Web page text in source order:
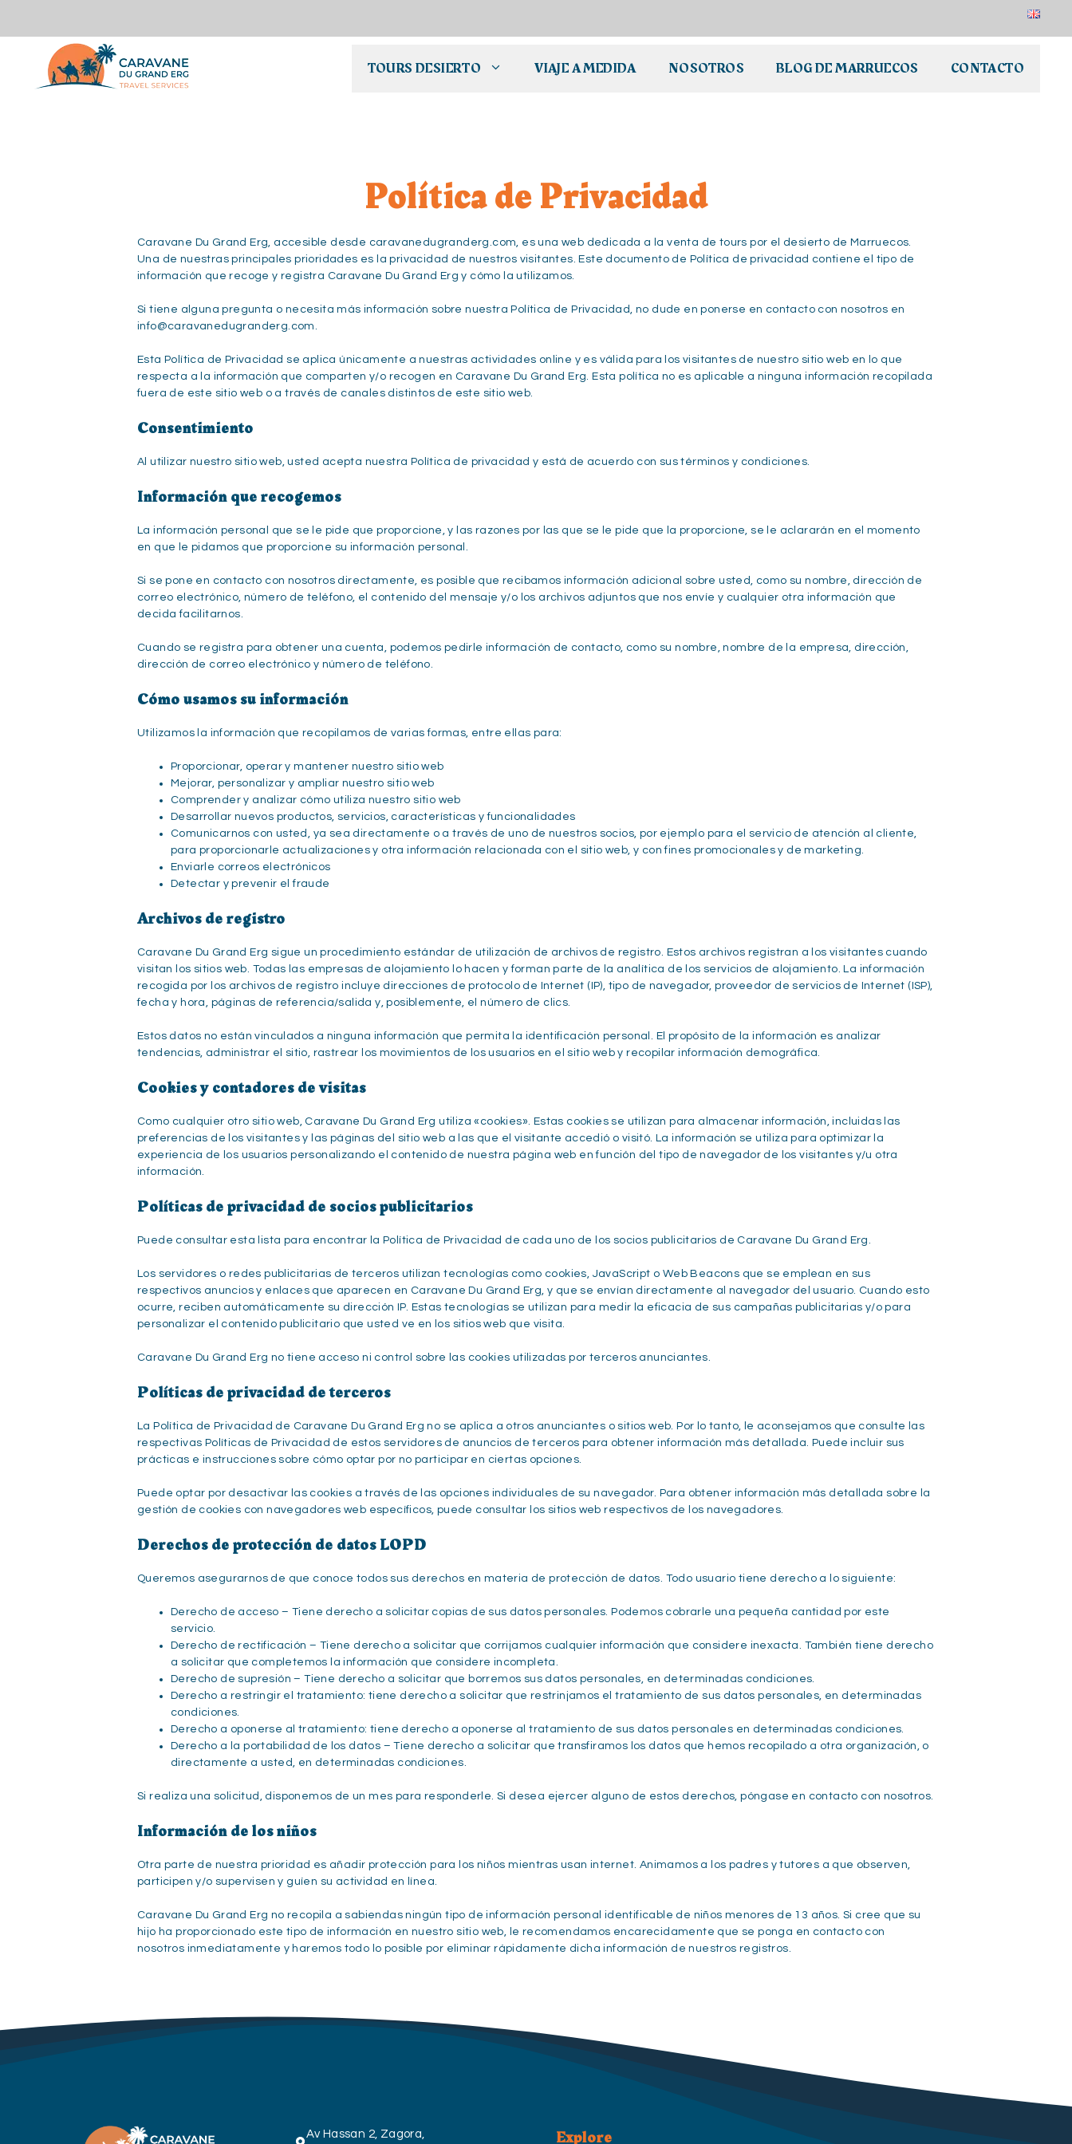
contenido
EN
TOURS DESIERTO VIAJE A MEDIDA NOSOTROS BLOG DE MARRUECOS CONTACTO
Política de Privacidad
Caravane Du Grand Erg, accesible desde caravanedugranderg.com, es una web dedicada a la venta de tours por el desierto de Marruecos.
Una de nuestras principales prioridades es la privacidad de nuestros visitantes. Este documento de Política de privacidad contiene el tipo de
información que recoge y registra Caravane Du Grand Erg y cómo la utilizamos.
Si tiene alguna pregunta o necesita más información sobre nuestra Política de Privacidad, no dude en ponerse en contacto con nosotros en
info@caravanedugranderg.com.
Esta Política de Privacidad se aplica únicamente a nuestras actividades online y es válida para los visitantes de nuestro sitio web en lo que
respecta a la información que comparten y/o recogen en Caravane Du Grand Erg. Esta política no es aplicable a ninguna información recopilada
fuera de este sitio web o a través de canales distintos de este sitio web.
Consentimiento
Al utilizar nuestro sitio web, usted acepta nuestra Política de privacidad y está de acuerdo con sus términos y condiciones.
Información que recogemos
La información personal que se le pide que proporcione, y las razones por las que se le pide que la proporcione, se le aclararán en el momento
en que le pidamos que proporcione su información personal.
Si se pone en contacto con nosotros directamente, es posible que recibamos información adicional sobre usted, como su nombre, dirección de
correo electrónico, número de teléfono, el contenido del mensaje y/o los archivos adjuntos que nos envíe y cualquier otra información que
decida facilitarnos.
Cuando se registra para obtener una cuenta, podemos pedirle información de contacto, como su nombre, nombre de la empresa, dirección,
dirección de correo electrónico y número de teléfono.
Cómo usamos su información
Utilizamos la información que recopilamos de varias formas, entre ellas para:
Proporcionar, operar y mantener nuestro sitio web
Mejorar, personalizar y ampliar nuestro sitio web
Comprender y analizar cómo utiliza nuestro sitio web
Desarrollar nuevos productos, servicios, características y funcionalidades
Comunicarnos con usted, ya sea directamente o a través de uno de nuestros socios, por ejemplo para el servicio de atención al cliente,
para proporcionarle actualizaciones y otra información relacionada con el sitio web, y con fines promocionales y de marketing.
Enviarle correos electrónicos
Detectar y prevenir el fraude
Archivos de registro
Caravane Du Grand Erg sigue un procedimiento estándar de utilización de archivos de registro. Estos archivos registran a los visitantes cuando
visitan los sitios web. Todas las empresas de alojamiento lo hacen y forman parte de la analítica de los servicios de alojamiento. La información
recogida por los archivos de registro incluye direcciones de protocolo de Internet (IP), tipo de navegador, proveedor de servicios de Internet (ISP),
fecha y hora, páginas de referencia/salida y, posiblemente, el número de clics.
Estos datos no están vinculados a ninguna información que permita la identificación personal. El propósito de la información es analizar
tendencias, administrar el sitio, rastrear los movimientos de los usuarios en el sitio web y recopilar información demográfica.
Cookies y contadores de visitas
Como cualquier otro sitio web, Caravane Du Grand Erg utiliza «cookies». Estas cookies se utilizan para almacenar información, incluidas las
preferencias de los visitantes y las páginas del sitio web a las que el visitante accedió o visitó. La información se utiliza para optimizar la
experiencia de los usuarios personalizando el contenido de nuestra página web en función del tipo de navegador de los visitantes y/u otra
información.
Políticas de privacidad de socios publicitarios
Puede consultar esta lista para encontrar la Política de Privacidad de cada uno de los socios publicitarios de Caravane Du Grand Erg.
Los servidores o redes publicitarias de terceros utilizan tecnologías como cookies, JavaScript o Web Beacons que se emplean en sus
respectivos anuncios y enlaces que aparecen en Caravane Du Grand Erg, y que se envían directamente al navegador del usuario. Cuando esto
ocurre, reciben automáticamente su dirección IP. Estas tecnologías se utilizan para medir la eficacia de sus campañas publicitarias y/o para
personalizar el contenido publicitario que usted ve en los sitios web que visita.
Caravane Du Grand Erg no tiene acceso ni control sobre las cookies utilizadas por terceros anunciantes.
Políticas de privacidad de terceros
La Política de Privacidad de Caravane Du Grand Erg no se aplica a otros anunciantes o sitios web. Por lo tanto, le aconsejamos que consulte las
respectivas Políticas de Privacidad de estos servidores de anuncios de terceros para obtener información más detallada. Puede incluir sus
prácticas e instrucciones sobre cómo optar por no participar en ciertas opciones.
Puede optar por desactivar las cookies a través de las opciones individuales de su navegador. Para obtener información más detallada sobre la
gestión de cookies con navegadores web específicos, puede consultar los sitios web respectivos de los navegadores.
Derechos de protección de datos LOPD
Queremos asegurarnos de que conoce todos sus derechos en materia de protección de datos. Todo usuario tiene derecho a lo siguiente:
Derecho de acceso – Tiene derecho a solicitar copias de sus datos personales. Podemos cobrarle una pequeña cantidad por este
servicio.
Derecho de rectificación – Tiene derecho a solicitar que corrijamos cualquier información que considere inexacta. También tiene derecho
a solicitar que completemos la información que considere incompleta.
Derecho de supresión – Tiene derecho a solicitar que borremos sus datos personales, en determinadas condiciones.
Derecho a restringir el tratamiento: tiene derecho a solicitar que restrinjamos el tratamiento de sus datos personales, en determinadas
condiciones.
Derecho a oponerse al tratamiento: tiene derecho a oponerse al tratamiento de sus datos personales en determinadas condiciones.
Derecho a la portabilidad de los datos – Tiene derecho a solicitar que transfiramos los datos que hemos recopilado a otra organización, o
directamente a usted, en determinadas condiciones.
Si realiza una solicitud, disponemos de un mes para responderle. Si desea ejercer alguno de estos derechos, póngase en contacto con nosotros.
Información de los niños
Otra parte de nuestra prioridad es añadir protección para los niños mientras usan internet. Animamos a los padres y tutores a que observen,
participen y/o supervisen y guíen su actividad en línea.
Caravane Du Grand Erg no recopila a sabiendas ningún tipo de información personal identificable de niños menores de 13 años. Si cree que su
hijo ha proporcionado este tipo de información en nuestro sitio web, le recomendamos encarecidamente que se ponga en contacto con
nosotros inmediatamente y haremos todo lo posible por eliminar rápidamente dicha información de nuestros registros.
Av Hassan 2, Zagora, Explore